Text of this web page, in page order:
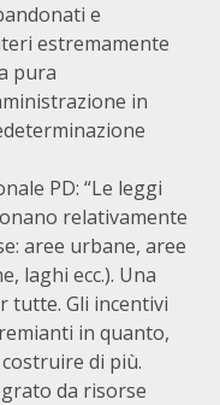
e
estremamente
pura
in
PD: “Le leggi
relativamente
aree urbane, aree
laghi ecc.). Una
tutte. Gli incentivi
in quanto,
di più.
da risorse